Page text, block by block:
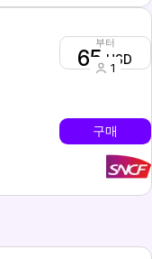
부터
65 USD
1
구매